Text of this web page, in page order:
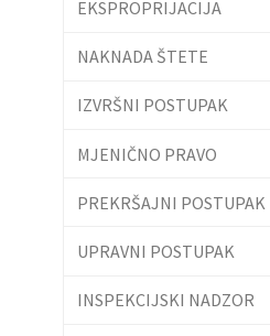
EKSPROPRIJACIJA
NAKNADA ŠTETE
IZVRŠNI POSTUPAK
MJENIČNO PRAVO
PREKRŠAJNI POSTUPAK
UPRAVNI POSTUPAK
INSPEKCIJSKI NADZOR